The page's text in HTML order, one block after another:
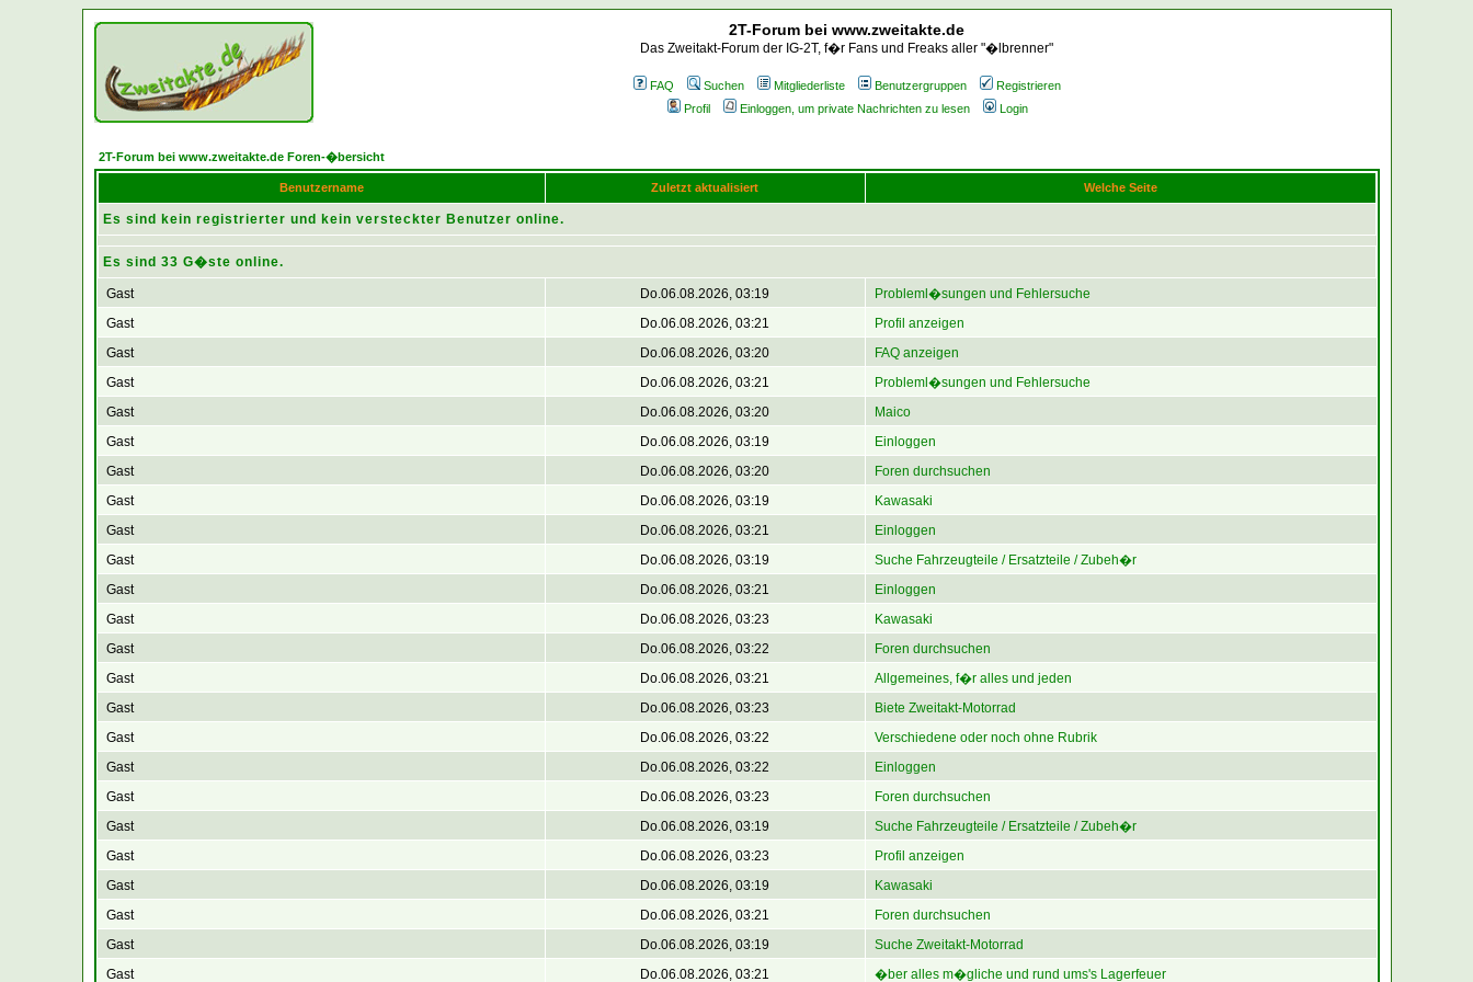
2T-Forum bei www.zweitakte.de
Das Zweitakt-Forum der IG-2T, f�r Fans und Freaks aller "�lbrenner"
FAQ Suchen Mitgliederliste Benutzergruppen
Registrieren
Profil
Einloggen, um private Nachrichten zu lesen Login
2T-Forum bei www.zweitakte.de Foren-�bersicht
Benutzername Zuletzt aktualisiert Welche Seite
Es sind kein registrierter und kein versteckter Benutzer online.
Es sind 33 G�ste online.
Gast Do.06.08.2026, 03:19
Probleml�sungen und Fehlersuche
Gast
Do.06.08.2026, 03:21
Profil anzeigen
Gast
Do.06.08.2026, 03:20
FAQ anzeigen
Gast
Do.06.08.2026, 03:21
Probleml�sungen und Fehlersuche
Gast
Do.06.08.2026, 03:20
Maico
Gast
Do.06.08.2026, 03:19
Einloggen
Gast
Do.06.08.2026, 03:20
Foren durchsuchen
Gast
Do.06.08.2026, 03:19
Kawasaki
Gast
Do.06.08.2026, 03:21
Einloggen
Gast
Do.06.08.2026, 03:19
Suche Fahrzeugteile / Ersatzteile / Zubeh�r
Gast
Do.06.08.2026, 03:21
Einloggen
Gast
Do.06.08.2026, 03:23
Kawasaki
Gast
Do.06.08.2026, 03:22
Foren durchsuchen
Gast
Do.06.08.2026, 03:21
Allgemeines, f�r alles und jeden
Gast
Do.06.08.2026, 03:23
Biete Zweitakt-Motorrad
Gast
Do.06.08.2026, 03:22
Verschiedene oder noch ohne Rubrik
Gast
Do.06.08.2026, 03:22
Einloggen
Gast
Do.06.08.2026, 03:23
Foren durchsuchen
Gast
Do.06.08.2026, 03:19
Suche Fahrzeugteile / Ersatzteile / Zubeh�r
Gast
Do.06.08.2026, 03:23
Profil anzeigen
Gast
Do.06.08.2026, 03:19
Kawasaki
Gast
Do.06.08.2026, 03:21
Foren durchsuchen
Gast
Do.06.08.2026, 03:19
Suche Zweitakt-Motorrad
Gast
Do.06.08.2026, 03:21 �ber alles m�gliche und rund ums's Lagerfeuer